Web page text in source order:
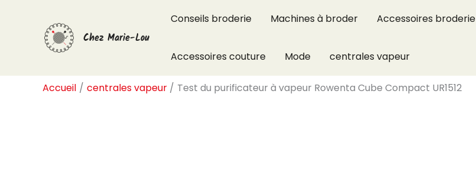
Chez Marie-Lou
Conseils broderie Machines à broder Accessoires broderie
Accessoires couture Mode centrales vapeur
Accueil centrales vapeur Test du purificateur à vapeur Rowenta Cube Compact UR1512